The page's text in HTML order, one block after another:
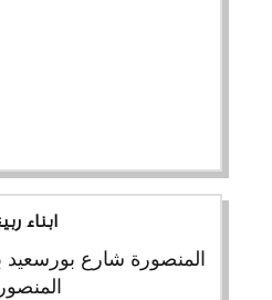
ابناء
المنصورة شارع بورسعيد